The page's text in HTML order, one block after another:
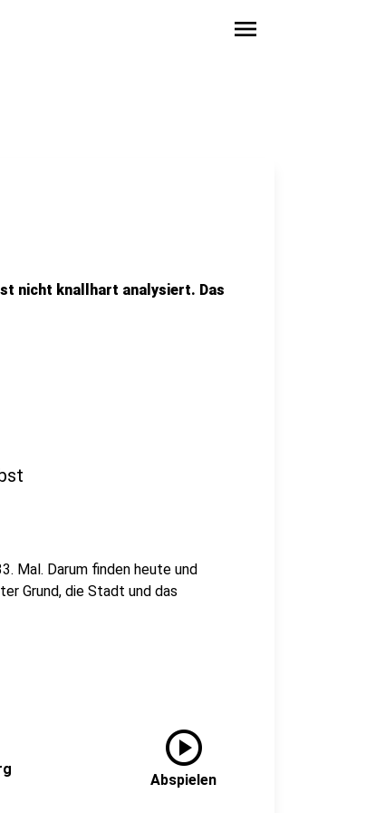
menu
nicht knallhart analysiert. Das
Mal. Darum finden heute und
Grund, die Stadt und das
play_circle
Abspielen